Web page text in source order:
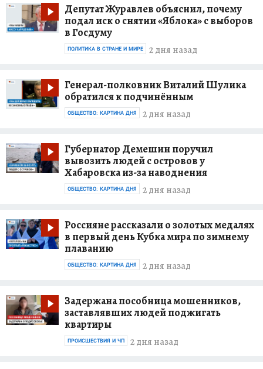
Депутат Журавлев объяснил, почему
подал иск о снятии «Яблока» с выборов
в Госдуму
2 дня назад
ПОЛИТИКА В СТРАНЕ И МИРЕ
Генерал-полковник Виталий Шулика
обратился к подчинённым
2 дня назад
ОБЩЕСТВО: КАРТИНА ДНЯ
Губернатор Демешин поручил
вывозить людей с островов у
Хабаровска из-за наводнения
2 дня назад
ОБЩЕСТВО: КАРТИНА ДНЯ
Россияне рассказали о золотых медалях
в первый день Кубка мира по зимнему
плаванию
2 дня назад
ОБЩЕСТВО: КАРТИНА ДНЯ
Задержана пособница мошенников,
заставлявших людей поджигать
квартиры
2 дня назад
ПРОИСШЕСТВИЯ И ЧП